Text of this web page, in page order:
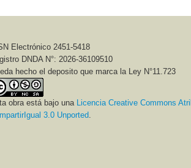
Electrónico 2451-5418
DNDA N°: 2026-36109510
hecho el deposito que marca la Ley N°11.723
obra está bajo una Licencia Creative Commons
3.0 Unported.